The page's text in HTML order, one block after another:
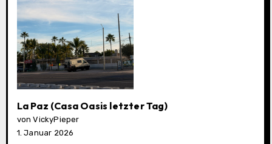
La Paz (Casa Oasis letzter Tag)
von VickyPieper
1. Januar 2026